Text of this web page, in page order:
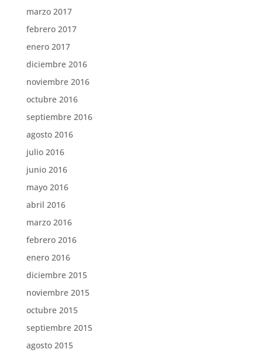
marzo 2017
febrero 2017
enero 2017
diciembre 2016
noviembre 2016
octubre 2016
septiembre 2016
agosto 2016
julio 2016
junio 2016
mayo 2016
abril 2016
marzo 2016
febrero 2016
enero 2016
diciembre 2015
noviembre 2015
octubre 2015
septiembre 2015
agosto 2015